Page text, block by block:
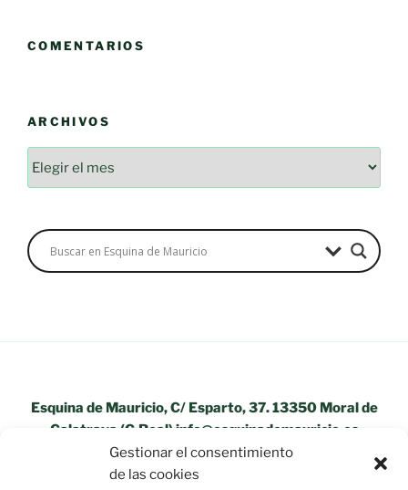
Gestionar el consentimiento
de las cookies
COMENTARIOS
ARCHIVOS
Esquina de Mauricio, C/ Esparto, 37. 13350 Moral de
Calatrava (C.Real) info@esquinademauricio.es
«Aviso Legal»